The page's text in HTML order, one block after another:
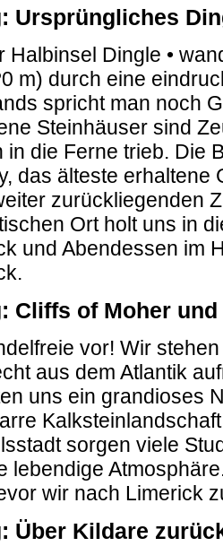
Ursprüngliches
Halbinsel Dingle •
m) durch eine
spricht man noch
Steinhäuser sind
in die Ferne trieb. Die
das älteste
zurückliegenden
Ort holt uns in
und Abendessen im
Cliffs of Moher und
vor! Wir
aus dem Atlantik
uns ein grandioses
sorgen viele
lebendige
wir nach Limerick
Über Kildare